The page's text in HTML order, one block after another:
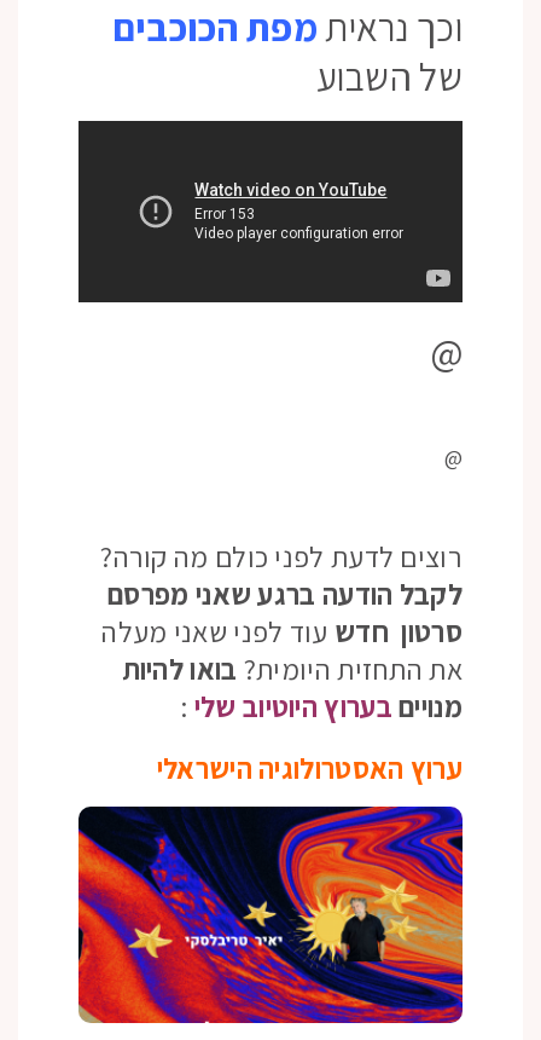
וכך נראיתמפת הכוכבים
של השבוע
@
@
רוצים לדעת לפני כולם מה קורה?
לקבל הודעה ברגע שאני מפרסם
סרטון חדש עוד לפני שאני מעלה
את התחזית היומית? בואו להיות
מנוייםבערוץ היוטיוב שלי :
ערוץ האסטרולוגיה הישראלי